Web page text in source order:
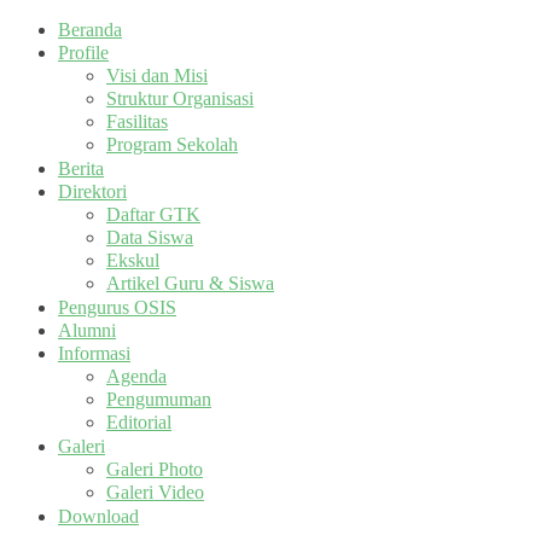
Beranda
Profile
Visi dan Misi
Struktur Organisasi
Fasilitas
Program Sekolah
Berita
Direktori
Daftar GTK
Data Siswa
Ekskul
Artikel Guru & Siswa
Pengurus OSIS
Alumni
Informasi
Agenda
Pengumuman
Editorial
Galeri
Galeri Photo
Galeri Video
Download